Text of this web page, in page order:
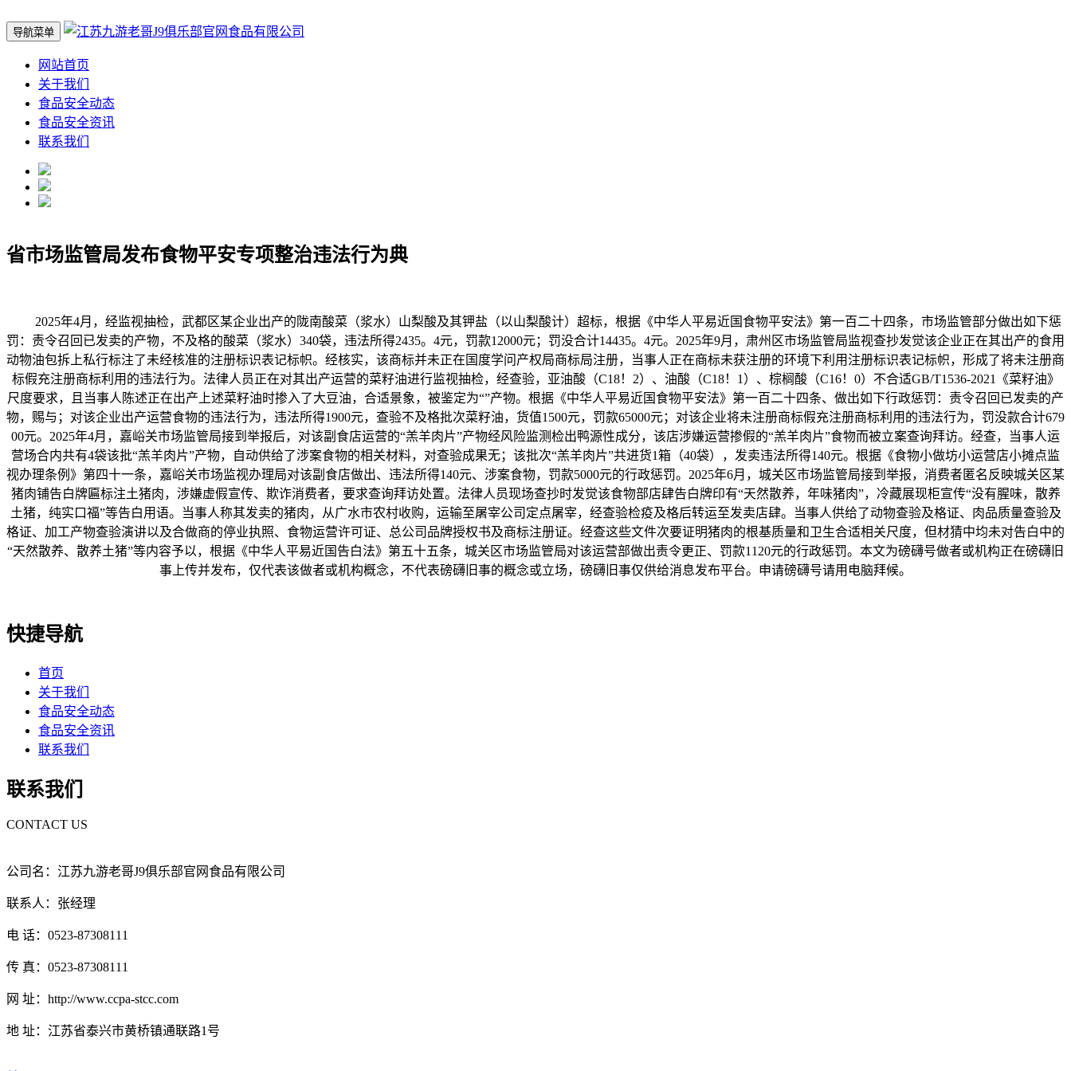
导航菜单
网站首页
关于我们
食品安全动态
食品安全资讯
联系我们
省市场监管局发布食物平安专项整治违法行为典
2025年4月，经监视抽检，武都区某企业出产的陇南酸菜（浆水）山梨酸及其钾盐（以山梨酸计）超标，根据《中华人平易近国食物平安法》第一百二十四条，市场监管部分做出如下惩
罚：责令召回已发卖的产物，不及格的酸菜（浆水）340袋，违法所得2435。4元，罚款12000元；罚没合计14435。4元。2025年9月，肃州区市场监管局监视查抄发觉该企业正在其出产的食用
动物油包拆上私行标注了未经核准的注册标识表记标帜。经核实，该商标并未正在国度学问产权局商标局注册，当事人正在商标未获注册的环境下利用注册标识表记标帜，形成了将未注册商
标假充注册商标利用的违法行为。法律人员正在对其出产运营的菜籽油进行监视抽检，经查验，亚油酸（C18！2）、油酸（C18！1）、棕榈酸（C16！0）不合适GB/T1536-2021《菜籽油》
尺度要求，且当事人陈述正在出产上述菜籽油时掺入了大豆油，合适景象，被鉴定为“”产物。根据《中华人平易近国食物平安法》第一百二十四条、做出如下行政惩罚：责令召回已发卖的产
物，赐与；对该企业出产运营食物的违法行为，违法所得1900元，查验不及格批次菜籽油，货值1500元，罚款65000元；对该企业将未注册商标假充注册商标利用的违法行为，罚没款合计679
00元。2025年4月，嘉峪关市场监管局接到举报后，对该副食店运营的“羔羊肉片”产物经风险监测检出鸭源性成分，该店涉嫌运营掺假的“羔羊肉片”食物而被立案查询拜访。经查，当事人运
营场合内共有4袋该批“羔羊肉片”产物，自动供给了涉案食物的相关材料，对查验成果无；该批次“羔羊肉片”共进货1箱（40袋），发卖违法所得140元。根据《食物小做坊小运营店小摊点监
视办理条例》第四十一条，嘉峪关市场监视办理局对该副食店做出、违法所得140元、涉案食物，罚款5000元的行政惩罚。2025年6月，城关区市场监管局接到举报，消费者匿名反映城关区某
猪肉铺告白牌匾标注土猪肉，涉嫌虚假宣传、欺诈消费者，要求查询拜访处置。法律人员现场查抄时发觉该食物部店肆告白牌印有“天然散养，年味猪肉”，冷藏展现柜宣传“没有腥味，散养
土猪，纯实口福”等告白用语。当事人称其发卖的猪肉，从广水市农村收购，运输至屠宰公司定点屠宰，经查验检疫及格后转运至发卖店肆。当事人供给了动物查验及格证、肉品质量查验及
格证、加工产物查验演讲以及合做商的停业执照、食物运营许可证、总公司品牌授权书及商标注册证。经查这些文件次要证明猪肉的根基质量和卫生合适相关尺度，但材猜中均未对告白中的
“天然散养、散养土猪”等内容予以，根据《中华人平易近国告白法》第五十五条，城关区市场监管局对该运营部做出责令更正、罚款1120元的行政惩罚。本文为磅礴号做者或机构正在磅礴旧
事上传并发布，仅代表该做者或机构概念，不代表磅礴旧事的概念或立场，磅礴旧事仅供给消息发布平台。申请磅礴号请用电脑拜候。
快捷导航
首页
关于我们
食品安全动态
食品安全资讯
联系我们
联系我们
CONTACT US
公司名：江苏九游老哥J9俱乐部官网食品有限公司
联系人：张经理
电 话：0523-87308111
传 真：0523-87308111
网 址：http://www.ccpa-stcc.com
地 址：江苏省泰兴市黄桥镇通联路1号